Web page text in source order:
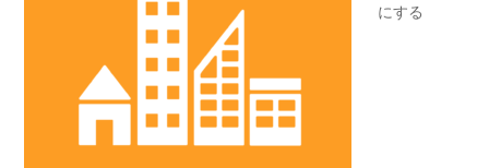
にする